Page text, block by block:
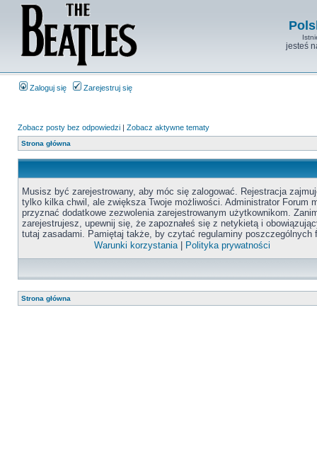
jesteś
Zaloguj się Zarejestruj się
Zobacz posty bez odpowiedzi | Zobacz aktywne tematy
Strona główna
Musisz być zarejestrowany, aby móc się zalogować. Rejestracja
tylko kilka chwil, ale zwiększa Twoje możliwości. Administrator Forum
przyznać dodatkowe zezwolenia zarejestrowanym użytkownikom.
zarejestrujesz, upewnij się, że zapoznałeś się z netykietą i
tutaj zasadami. Pamiętaj także, by czytać regulaminy poszczególnych
Warunki korzystania| Polityka prywatności
Strona główna